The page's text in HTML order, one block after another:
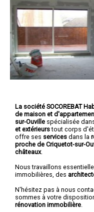
La société SOCOREBAT
de maison et
sur-Ouville spécialisée
et extérieurstout corps
offre ses services dans la
proche de Criquetot-sur-
châteaux.
Nous travaillons
immobilières, des
N'hésitez pas à nous
sommes à votre
rénovation immobilière